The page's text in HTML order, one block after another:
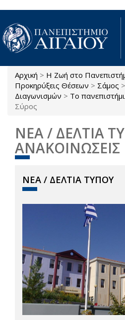
Παράκαμψη προς το κυρίως
Είστε εδώ
Αρχική > Η Ζωή στο
Προκηρύξεις Θέσεων > Σάμος >
Διαγωνισμών > Το
Σύρος
ΝΕΑ / ΔΕΛΤΙΑ
ΑΝΑΚΟΙΝΩΣΕΙΣ
ΝΕΑ / ΔΕΛΤΙΑ ΤΥΠΟΥ